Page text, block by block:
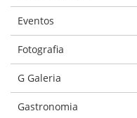
Eventos
Fotografia
G Galeria
Gastronomia